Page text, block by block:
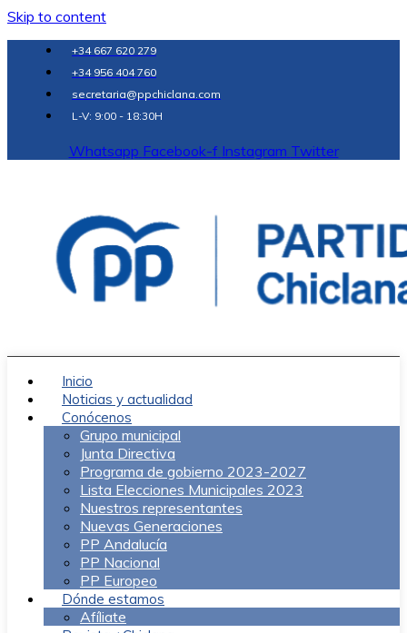
Skip to content
+34 667 620 279
+34 956 404 760
secretaria@ppchiclana.com
L-V: 9:00 - 18:30H
Whatsapp Facebook-f Instagram Twitter
Inicio
Noticias y actualidad
Conócenos
Grupo municipal
Junta Directiva
Programa de gobierno 2023-2027
Lista Elecciones Municipales 2023
Nuestros representantes
Nuevas Generaciones
PP Andalucía
PP Nacional
PP Europeo
Dónde estamos
Afíliate